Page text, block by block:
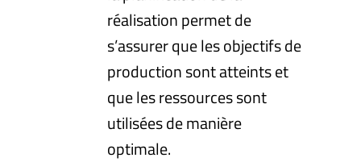
réalisation permet de
s’assurer que les objectifs de
production sont atteints et
que les ressources sont
utilisées de manière
optimale.